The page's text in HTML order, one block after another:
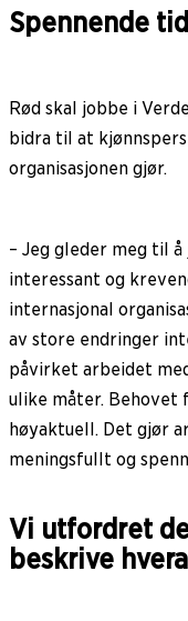
Spennende
Rød skal jobbe i
bidra til at
organisasjonen gjør.
– Jeg gleder meg til
interessant og
internasjonal
av store endringer
påvirket arbeidet
ulike måter. Behovet
høyaktuell. Det gjør
meningsfullt og
Vi utfordret
beskrive